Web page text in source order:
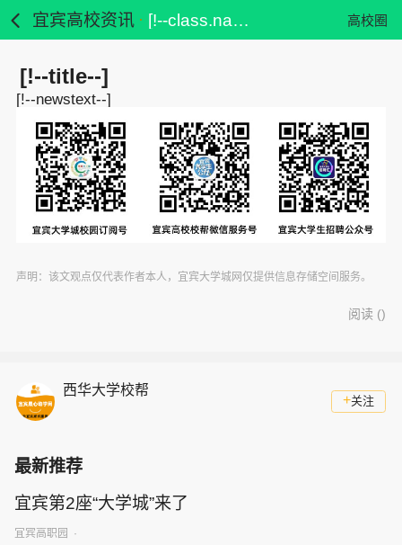
宜宾高校资讯 [!--class.name--] 高校圈
[!--title--]
[!--newstext--]
声明：该文观点仅代表作者本人，宜宾大学城网仅提供信息存储空间服务。
阅读 ()
西华大学校帮
+关注
最新推荐
宜宾第2座“大学城”来了
宜宾高职园 ·